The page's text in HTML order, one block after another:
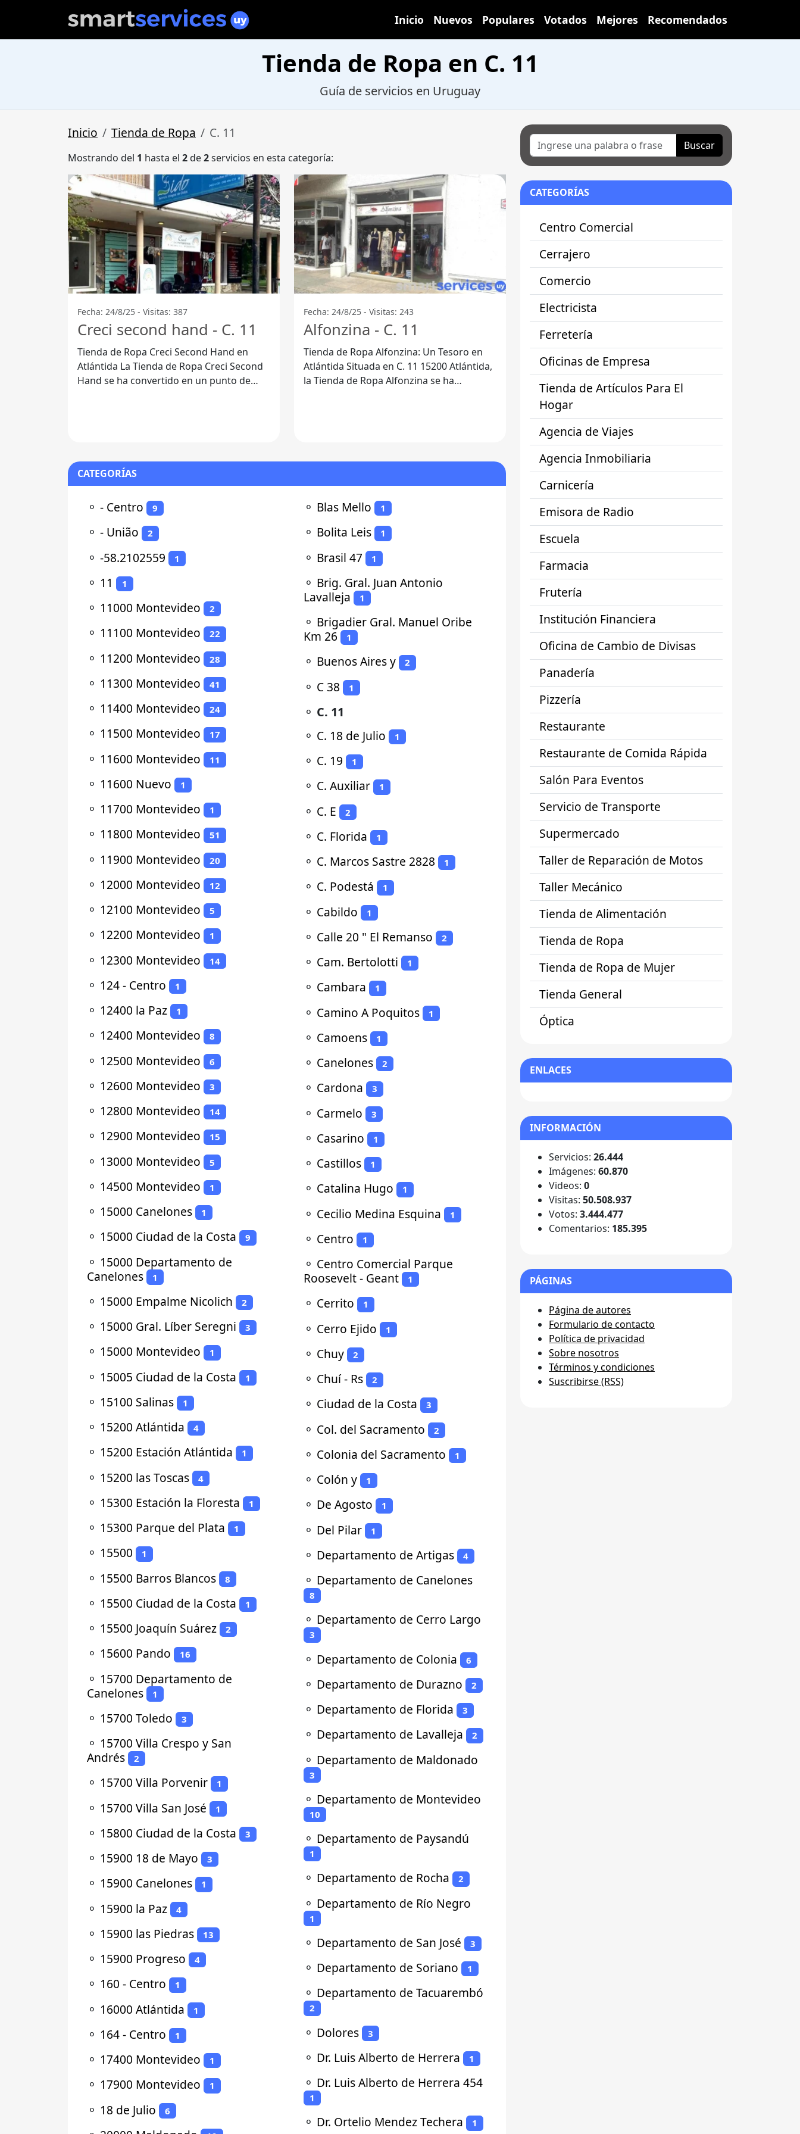
Inicio Nuevos Populares Votados Mejores Recomendados
Tienda de Ropa en C. 11
Guía de servicios en Uruguay
Inicio Tienda de Ropa C. 11
Mostrando del 1 hasta el 2de2servicios en esta categoría:
Fecha: 24/8/25 - Visitas: 387
Creci second hand - C. 11
Tienda de Ropa Creci Second Hand en
Atlántida La Tienda de Ropa Creci Second
Hand se ha convertido en un punto de
Fecha: 24/8/25 - Visitas: 243
Alfonzina - C. 11
Tienda de Ropa Alfonzina: Un Tesoro en
Atlántida Situada en C. 11 15200 Atlántida,
la Tienda de Ropa Alfonzina se ha
CATEGORÍAS
⚬ - Centro 9
⚬ - União 2
⚬ -58.2102559 1
⚬ 11 1
⚬ 11000 Montevideo 2
⚬ 11100 Montevideo 22
⚬ 11200 Montevideo 28
⚬ 11300 Montevideo 41
⚬ 11400 Montevideo 24
⚬ 11500 Montevideo 17
⚬ 11600 Montevideo 11
⚬ 11600 Nuevo 1
⚬ 11700 Montevideo 1
⚬ 11800 Montevideo 51
⚬ 11900 Montevideo 20
⚬ 12000 Montevideo 12
⚬ 12100 Montevideo 5
⚬ 12200 Montevideo 1
⚬ 12300 Montevideo 14
⚬ 124 - Centro 1
⚬ 12400 la Paz 1
⚬ 12400 Montevideo 8
⚬ 12500 Montevideo 6
⚬ 12600 Montevideo 3
⚬ 12800 Montevideo 14
⚬ 12900 Montevideo 15
⚬ 13000 Montevideo 5
⚬ 14500 Montevideo 1
⚬ 15000 Canelones 1
⚬ 15000 Ciudad de la Costa 9
⚬ 15000 Departamento de
Canelones
1
⚬ 15000 Empalme Nicolich 2
⚬ 15000 Gral. Líber Seregni 3
⚬ 15000 Montevideo 1
⚬ 15005 Ciudad de la Costa 1
⚬ 15100 Salinas 1
⚬ 15200 Atlántida 4
⚬ 15200 Estación Atlántida 1
⚬ 15200 las Toscas 4
⚬ 15300 Estación la Floresta 1
⚬ 15300 Parque del Plata 1
⚬ 15500 1
⚬ 15500 Barros Blancos 8
⚬ 15500 Ciudad de la Costa 1
⚬ 15500 Joaquín Suárez 2
⚬ 15600 Pando 16
⚬ 15700 Departamento de
Canelones
1
⚬ 15700 Toledo 3
⚬ 15700 Villa Crespo y San
Andrés
2
⚬ 15700 Villa Porvenir 1
⚬ 15700 Villa San José 1
⚬ 15800 Ciudad de la Costa 3
⚬ 15900 18 de Mayo 3
⚬ 15900 Canelones 1
⚬ 15900 la Paz 4
⚬ 15900 las Piedras 13
⚬ 15900 Progreso 4
⚬ 160 - Centro 1
⚬ 16000 Atlántida 1
⚬ 164 - Centro 1
⚬ 17400 Montevideo 1
⚬ 17900 Montevideo 1
⚬ 18 de Julio 6
⚬ Blas Mello 1
⚬ Bolita Leis 1
⚬ Brasil 47 1
⚬ Brig. Gral. Juan Antonio
Lavalleja
1
⚬ Brigadier Gral. Manuel Oribe
Km 26
1
⚬ Buenos Aires y 2
⚬ C 38 1
⚬ C. 11
⚬ C. 18 de Julio 1
⚬ C. 19 1
⚬ C. Auxiliar 1
⚬ C. E 2
⚬ C. Florida 1
⚬ C. Marcos Sastre 2828 1
⚬ C. Podestá 1
⚬ Cabildo 1
⚬ Calle 20 " El Remanso 2
⚬ Cam. Bertolotti 1
⚬ Cambara 1
⚬ Camino A Poquitos 1
⚬ Camoens 1
⚬ Canelones 2
⚬ Cardona 3
⚬ Carmelo 3
⚬ Casarino 1
⚬ Castillos 1
⚬ Catalina Hugo 1
⚬ Cecilio Medina Esquina 1
⚬ Centro 1
⚬ Centro Comercial Parque
Roosevelt - Geant
1
⚬ Cerrito 1
⚬ Cerro Ejido 1
⚬ Chuy 2
⚬ Chuí - Rs 2
⚬ Ciudad de la Costa 3
⚬ Col. del Sacramento 2
⚬ Colonia del Sacramento 1
⚬ Colón y 1
⚬ De Agosto 1
⚬ Del Pilar 1
⚬ Departamento de Artigas 4
⚬ Departamento de Canelones
8
⚬ Departamento de Cerro Largo
3
⚬ Departamento de Colonia 6
⚬ Departamento de Durazno 2
⚬ Departamento de Florida 3
⚬ Departamento de Lavalleja 2
⚬ Departamento de Maldonado
3
⚬ Departamento de Montevideo
10
⚬ Departamento de Paysandú
1
⚬ Departamento de Rocha 2
⚬ Departamento de Río Negro
1
⚬ Departamento de San José 3
⚬ Departamento de Soriano 1
⚬ Departamento de Tacuarembó
2
⚬ Dolores 3
⚬ Dr. Luis Alberto de Herrera 1
⚬ Dr. Luis Alberto de Herrera 454
1
⚬ Dr. Ortelio Mendez Techera 1
Buscar
CATEGORÍAS
Centro Comercial
Cerrajero
Comercio
Electricista
Ferretería
Oficinas de Empresa
Tienda de Artículos Para El
Hogar
Agencia de Viajes
Agencia Inmobiliaria
Carnicería
Emisora de Radio
Escuela
Farmacia
Frutería
Institución Financiera
Oficina de Cambio de Divisas
Panadería
Pizzería
Restaurante
Restaurante de Comida Rápida
Salón Para Eventos
Servicio de Transporte
Supermercado
Taller de Reparación de Motos
Taller Mecánico
Tienda de Alimentación
Tienda de Ropa
Tienda de Ropa de Mujer
Tienda General
Óptica
ENLACES
INFORMACIÓN
Servicios: 26.444
Imágenes: 60.870
Videos: 0
Visitas: 50.508.937
Votos: 3.444.477
Comentarios: 185.395
PÁGINAS
Página de autores
Formulario de contacto
Política de privacidad
Sobre nosotros
Términos y condiciones
Suscribirse (RSS)